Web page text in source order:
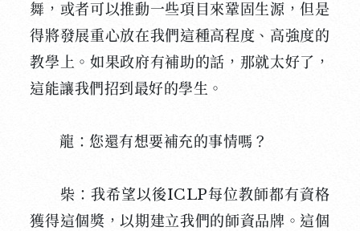
舞，或者可以推動一些項目來鞏固生源，但是
得將發展重心放在我們這種高程度、高強度的
教學上。如果政府有補助的話，那就太好了，
這能讓我們招到最好的學生。
龍：您還有想要補充的事情嗎？
柴：我希望以後ICLP每位教師都有資格
獲得這個獎，以期建立我們的師資品牌。這個